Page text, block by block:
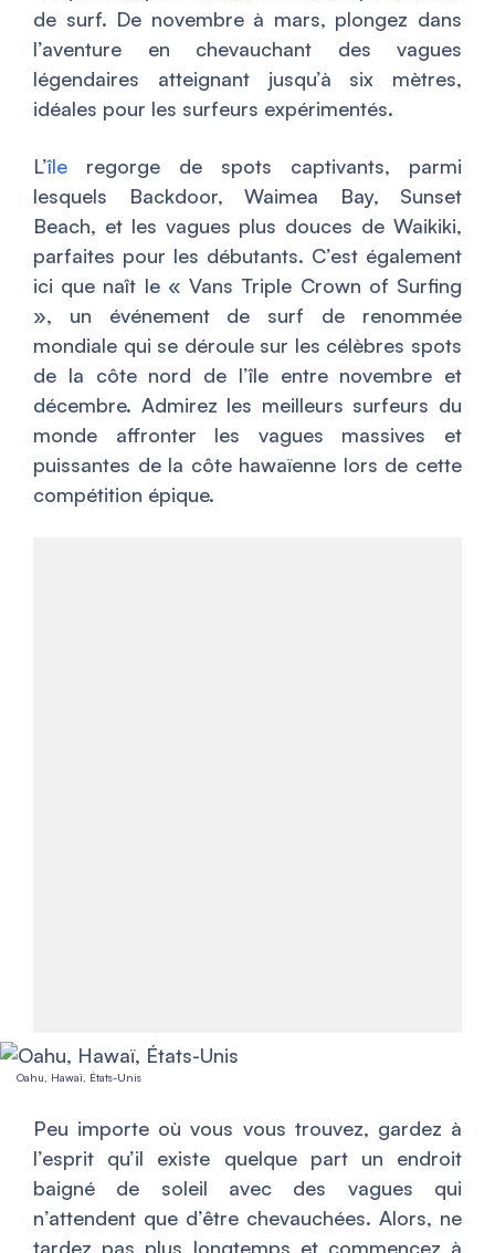
de surf. De novembre à mars, plongez dans
l’aventure en chevauchant des vagues
légendaires atteignant jusqu’à six mètres,
idéales pour les surfeurs expérimentés.
L’île regorge de spots captivants, parmi
lesquels Backdoor, Waimea Bay, Sunset
Beach, et les vagues plus douces de Waikiki,
parfaites pour les débutants. C’est également
ici que naît le « Vans Triple Crown of Surfing
», un événement de surf de renommée
mondiale qui se déroule sur les célèbres spots
de la côte nord de l’île entre novembre et
décembre. Admirez les meilleurs surfeurs du
monde affronter les vagues massives et
puissantes de la côte hawaïenne lors de cette
compétition épique.
Oahu, Hawaï, États-Unis
Peu importe où vous vous trouvez, gardez à
l’esprit qu’il existe quelque part un endroit
baigné de soleil avec des vagues qui
n’attendent que d’être chevauchées. Alors, ne
tardez pas plus longtemps et commencez à